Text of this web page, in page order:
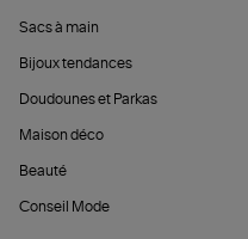
Sacs à main
Bijoux tendances
Doudounes et Parkas
Maison déco
Beauté
Conseil Mode